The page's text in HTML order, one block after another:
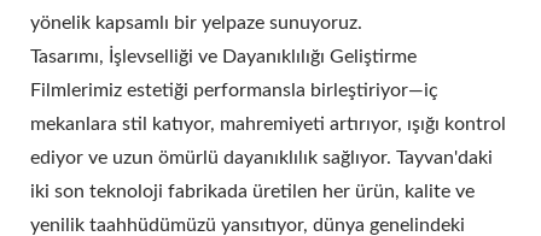
yönelik kapsamlı bir yelpaze sunuyoruz.
Tasarımı, İşlevselliği ve Dayanıklılığı Geliştirme
Filmlerimiz estetiği performansla birleştiriyor—iç
mekanlara stil katıyor, mahremiyeti artırıyor, ışığı kontrol
ediyor ve uzun ömürlü dayanıklılık sağlıyor. Tayvan'daki
iki son teknoloji fabrikada üretilen her ürün, kalite ve
yenilik taahhüdümüzü yansıtıyor, dünya genelindeki